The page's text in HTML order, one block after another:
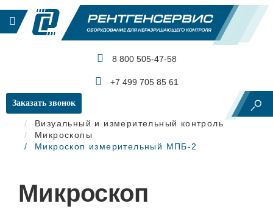
8 800 505-47-58
+7 499 705 85 61
Заказать звонок
Главная
Визуальный и измерительный контроль
Микроскопы
Микроскоп измерительный МПБ-2
Микроскоп